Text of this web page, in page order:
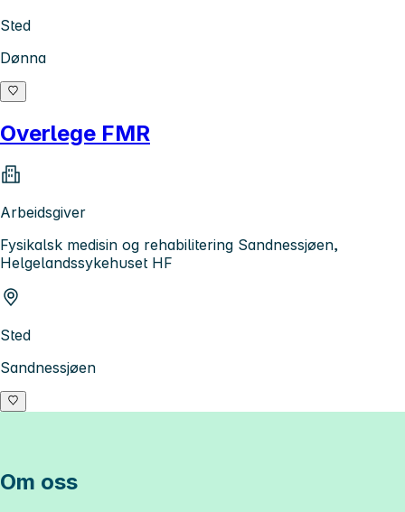
Sted
Dønna
Overlege FMR
Arbeidsgiver
Fysikalsk medisin og rehabilitering Sandnessjøen,
Helgelandssykehuset HF
Sted
Sandnessjøen
Om oss